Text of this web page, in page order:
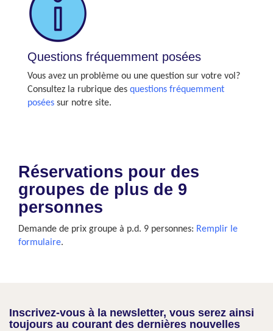
Questions fréquemment posées
Vous avez un problème ou une question sur votre vol?
Consultez la rubrique des questions fréquemment
posées sur notre site.
Réservations pour des
groupes de plus de 9
personnes
Demande de prix groupe à p.d. 9 personnes: Remplir le
formulaire.
Inscrivez-vous à la newsletter, vous serez ainsi
toujours au courant des dernières nouvelles